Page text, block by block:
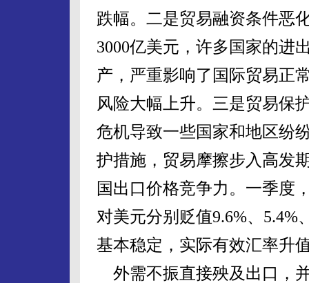
跌幅。二是贸易融资条件恶
3000亿美元，许多国家的进
产，严重影响了国际贸易正
风险大幅上升。三是贸易保
危机导致一些国家和地区纷
护措施，贸易摩擦步入高发
国出口价格竞争力。一季度
对美元分别贬值9.6%、5.4%
基本稳定，实际有效汇率升
外需不振直接殃及出口，